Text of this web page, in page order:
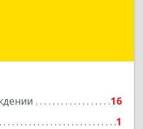
16
1
край, Геленджик г,